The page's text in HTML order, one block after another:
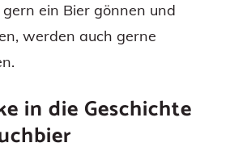
ein Bier gönnen und
werden auch gerne
in die Geschichte